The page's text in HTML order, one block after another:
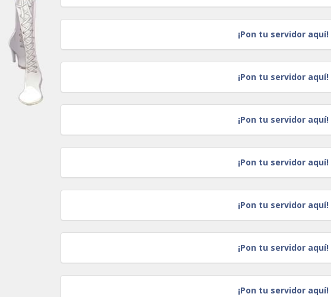
¡Pon tu servidor aquí!
¡Pon tu servidor aquí!
¡Pon tu servidor aquí!
¡Pon tu servidor aquí!
¡Pon tu servidor aquí!
¡Pon tu servidor aquí!
¡Pon tu servidor aquí!